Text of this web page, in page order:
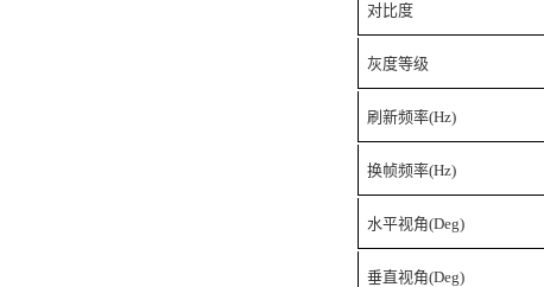
对比度
灰度等级
刷新频率(Hz)
换帧频率(Hz)
水平视角(Deg)
垂直视角(Deg)